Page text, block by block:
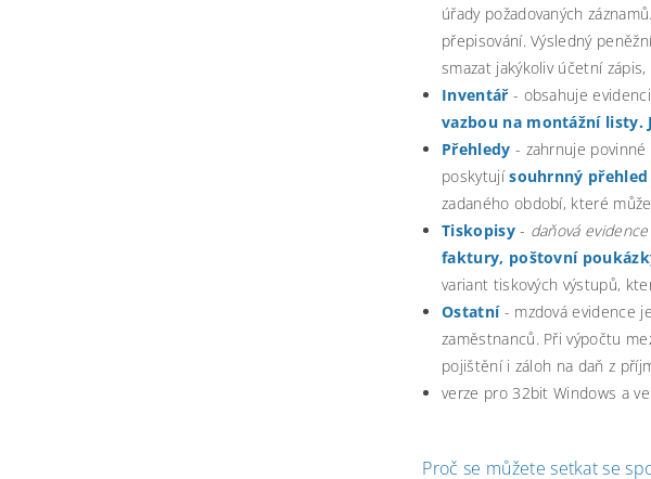
úřady požadovaných
přepisování. Výsledný
smazat jakýkoliv účetní
Inventář- obsahuje
vazbou na montážní listy.
Přehledy - zahrnuje povinné
poskytujísouhrnný
zadaného období, které
Tiskopisy- daňová evidence
faktury, poštovní
variant tiskových výstupů,
Ostatní- mzdová evidence
zaměstnanců. Při výpočtu
pojištění i záloh na daň z
verze pro 32bit Windows a
Proč se můžete setkat se